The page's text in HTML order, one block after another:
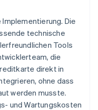
Die
technische
Tools
die
direkt in
ohne dass
werden musste.
und Wartungskosten